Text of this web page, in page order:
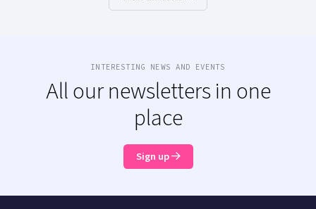
INTERESTING NEWS AND EVENTS
All our newsletters in one
place
Sign up